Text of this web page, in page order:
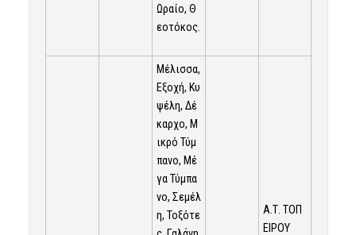
Ωραίο, Θ
εοτόκος.
Μέλισσα,
Εξοχή, Κυ
ψέλη, Δέ
καρχο, Μ
ικρό Τύμ
πανο, Μέ
γα Τύμπα
νο, Σεμέλ
η, Τοξότε
Α.Τ. ΤΟΠ
ΕΙΡΟΥ